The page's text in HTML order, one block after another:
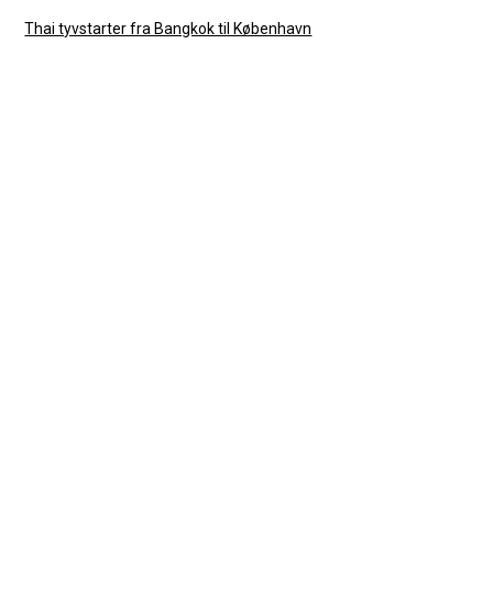
Thai tyvstarter fra Bangkok til København